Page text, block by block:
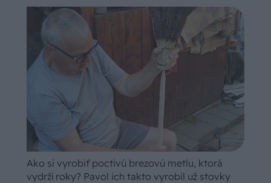
Ako si vyrobiť poctivú brezovú metlu, ktorá
vydrží roky? Pavol ich takto vyrobil už stovky